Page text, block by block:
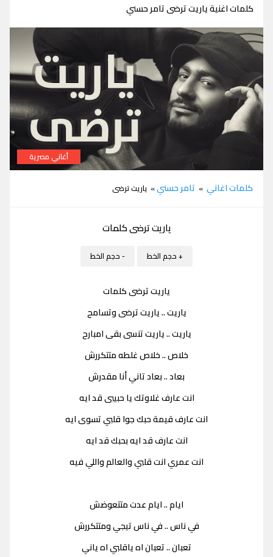
كلمات اغنية ياريت ترضى تامر حسني
أغاني مصرية
كلمات اغاني » تامر حسني» ياريت ترضى
ياريت ترضى كلمات
+ حجم الخط - حجم الخط
ياريت ترضى كلمات
ياريت .. ياريت ترضى وتسامح
ياريت .. ياريت تنسى بقى امبارح
خلاص .. خلاص غلطه متتكررش
بعاد .. بعاد تاني أنا مقدرش
انت عارف غلاوتك يا حبيبى قد ايه
انت عارف قيمة حبك جوا قلبي تسوى ايه
انت عارف قد ايه بحبك قد ايه
انت عمري انت قلبي والعالم واللي فيه
ايام .. ايام عدت متتعوضش
في ناس .. في ناس تيجي ومتتكررش
تعبان .. تعبان اه ياقلبي اه ياني